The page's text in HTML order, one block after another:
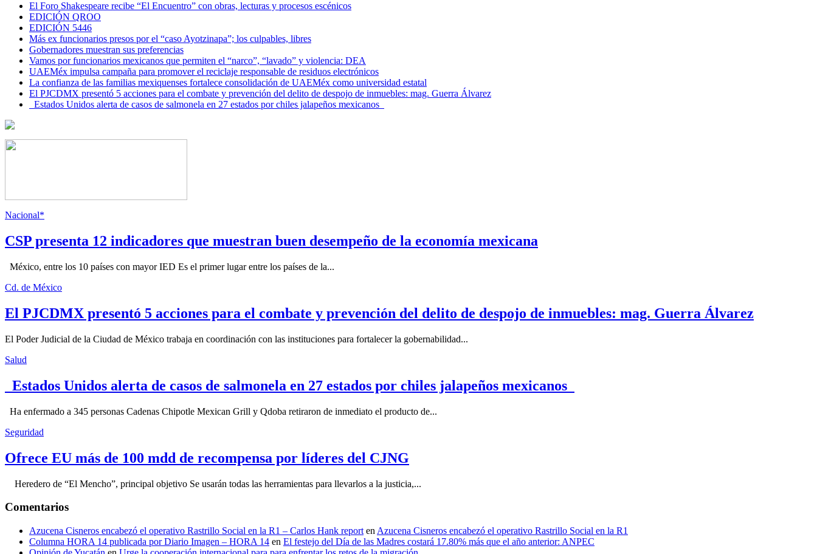
El Foro Shakespeare recibe “El Encuentro” con obras, lecturas y procesos escénicos
EDICIÓN QROO
EDICIÓN 5446
Más ex funcionarios presos por el “caso Ayotzinapa”; los culpables, libres
Gobernadores muestran sus preferencias
Vamos por funcionarios mexicanos que permiten el “narco”, “lavado” y violencia: DEA
UAEMéx impulsa campaña para promover el reciclaje responsable de residuos electrónicos
La confianza de las familias mexiquenses fortalece consolidación de UAEMéx como universidad estatal
El PJCDMX presentó 5 acciones para el combate y prevención del delito de despojo de inmuebles: mag. Guerra Álvarez
Estados Unidos alerta de casos de salmonela en 27 estados por chiles jalapeños mexicanos
Nacional*
CSP presenta 12 indicadores que muestran buen desempeño de la economía mexicana
México, entre los 10 países con mayor IED Es el primer lugar entre los países de la...
Cd. de México
El PJCDMX presentó 5 acciones para el combate y prevención del delito de despojo de inmuebles: mag. Guerra Álvarez
El Poder Judicial de la Ciudad de México trabaja en coordinación con las instituciones para fortalecer la gobernabilidad...
Salud
Estados Unidos alerta de casos de salmonela en 27 estados por chiles jalapeños mexicanos
Ha enfermado a 345 personas Cadenas Chipotle Mexican Grill y Qdoba retiraron de inmediato el producto de...
Seguridad
Ofrece EU más de 100 mdd de recompensa por líderes del CJNG
Heredero de “El Mencho”, principal objetivo Se usarán todas las herramientas para llevarlos a la justicia,...
Comentarios
Azucena Cisneros encabezó el operativo Rastrillo Social en la R1 – Carlos Hank report en Azucena Cisneros encabezó el operativo Rastrillo Social en la R1
Columna HORA 14 publicada por Diario Imagen – HORA 14 en El festejo del Día de las Madres costará 17.80% más que el año anterior: ANPEC